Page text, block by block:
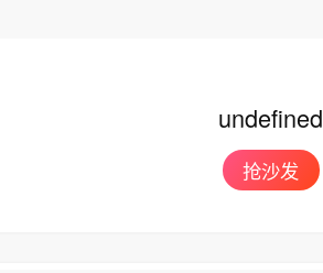
undefined
抢沙发